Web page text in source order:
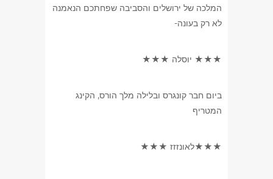
המלכה של ירושלים והסביבה שפחתכם הנאמנה
לא רק בעונה-
★★★ יוסלה ★★★
ביום חבר קונגרס ובלילה מלך הורס, הקינג
המטריף
★★★לאונזזז ★★★